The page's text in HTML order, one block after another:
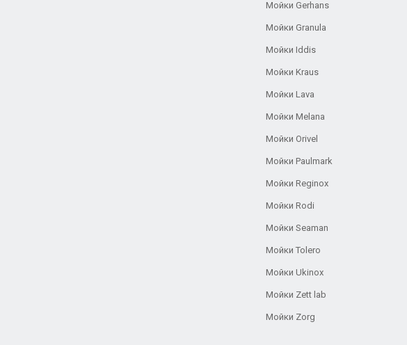
Мойки Gerhans
Мойки Granula
Мойки Iddis
Мойки Kraus
Мойки Lava
Мойки Melana
Мойки Orivel
Мойки Paulmark
Мойки Reginox
Мойки Rodi
Мойки Seaman
Мойки Tolero
Мойки Ukinox
Мойки Zett lab
Мойки Zorg